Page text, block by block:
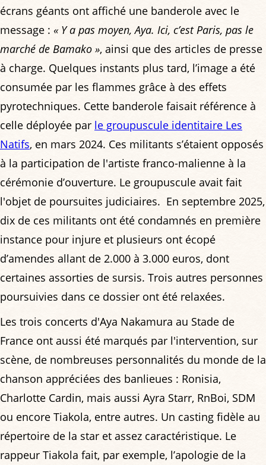
écrans géants ont affiché une banderole avec le
message : « Y a pas moyen, Aya. Ici, c’est Paris, pas le
marché de Bamako », ainsi que des articles de presse
à charge. Quelques instants plus tard, l’image a été
consumée par les flammes grâce à des effets
pyrotechniques. Cette banderole faisait référence à
celle déployée par le groupuscule identitaire Les
Natifs, en mars 2024. Ces militants s’étaient opposés
à la participation de l'artiste franco-malienne à la
cérémonie d’ouverture. Le groupuscule avait fait
l'objet de poursuites judiciaires. En septembre 2025,
dix de ces militants ont été condamnés en première
instance pour injure et plusieurs ont écopé
d’amendes allant de 2.000 à 3.000 euros, dont
certaines assorties de sursis. Trois autres personnes
poursuivies dans ce dossier ont été relaxées.
Les trois concerts d'Aya Nakamura au Stade de
France ont aussi été marqués par l'intervention, sur
scène, de nombreuses personnalités du monde de la
chanson appréciées des banlieues : Ronisia,
Charlotte Cardin, mais aussi Ayra Starr, RnBoi, SDM
ou encore Tiakola, entre autres. Un casting fidèle au
répertoire de la star et assez caractéristique. Le
rappeur Tiakola fait, par exemple, l’apologie de la